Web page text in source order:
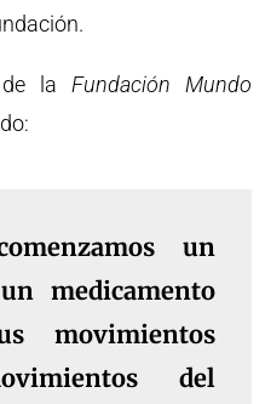
de la Fundación Mundo
un
medicamento
movimientos
del